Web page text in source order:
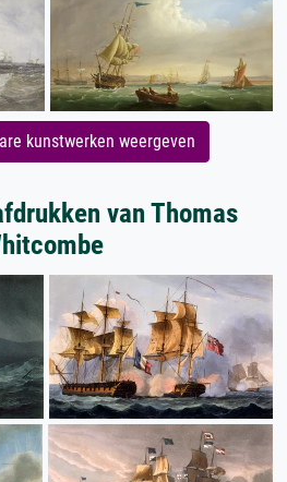
kunstwerken weergeven
van Thomas